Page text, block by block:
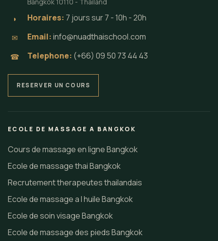
◗ Horaires: 7 jours sur 7 - 10h - 20h
✉ Email:info@nuadthaischool.com
☎ Telephone: (+66) 09 50 73 44 43
RESERVER UN COURS
ECOLE DE MASSAGE A BANGKOK
Cours de massage en ligne Bangkok
Ecole de massage thai Bangkok
Recrutement therapeutes thailandais
Ecole de massage a l huile Bangkok
Ecole de soin visage Bangkok
Ecole de massage des pieds Bangkok